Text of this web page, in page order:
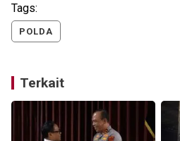
Tags:
POLDA
Terkait